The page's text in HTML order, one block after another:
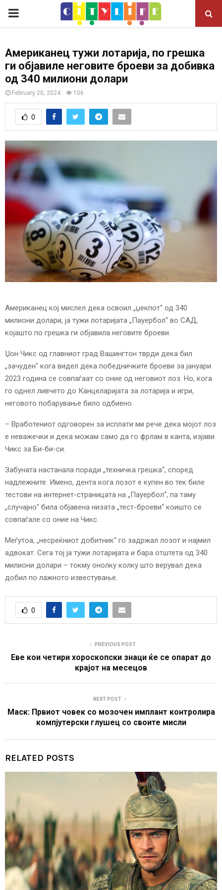
P
I
M
A
R
Y
M
E
U
Американец тужи лотарија, по грешка
ги објавиле неговите броеви за добивка
од 340 милиони долари
February 20, 2024 106
0
Американец кој мислел дека освоил „џекпот“ од 340
милиони долари, ја тужи лотаријата „Пауербол“ во САД,
којашто по грешка ги објавила неговите броеви.
Џон Чикс од главниот град Вашингтон тврди дека бил
„зачуден“ кога видел дека победничките броеви за јануари
2023 година се совпаѓаат со оние од неговиот лоз. Но, кога
го однел ливчето до Канцеларијата за лотарија и игри,
неговото побарување било одбиено.
– Вработениот одговорен за исплати ми рече дека мојот лоз
е неважечки и дека можам само да го фрлам в канта, изјави
Чикс за Би-би-си.
Забуната настанала поради „техничка грешка“, според
надлежните. Имено, дента кога лозот е купен во тек биле
тестови на интернет-страницата на „Пауербол“, па таму
„случајно“ била објавена низата „тест-броеви“ коишто се
совпаѓале со оние на Чикс.
Меѓутоа, „несреќниот добитник“ го задржал лозот и најмил
адвокат. Сега тој ја тужи лотаријата и бара отштета од 340
милиони долари – токму онолку колку што верувал дека
добил по лажното известување.
0
PREVIOUS POST
Еве кои четири хороскопски знаци ќе се опарат до
крајот на месецов
NEXT POST
Маск: Првиот човек со мозочен имплант контролира
компјутерски глушец со своите мисли
RELATED POSTS